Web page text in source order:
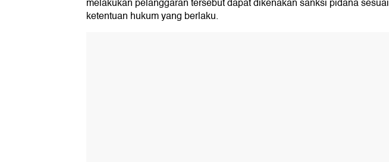
melakukan pelanggaran tersebut dapat dikenakan sanksi pidana sesuai
ketentuan hukum yang berlaku.